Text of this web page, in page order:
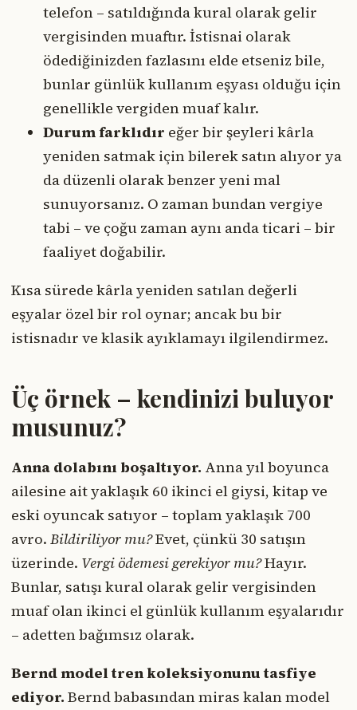
telefon – satıldığında kural olarak gelir
vergisinden muaftır. İstisnai olarak
ödediğinizden fazlasını elde etseniz bile,
bunlar günlük kullanım eşyası olduğu için
genellikle vergiden muaf kalır.
Durum farklıdır eğer bir şeyleri kârla
yeniden satmak için bilerek satın alıyor ya
da düzenli olarak benzer yeni mal
sunuyorsanız. O zaman bundan vergiye
tabi – ve çoğu zaman aynı anda ticari – bir
faaliyet doğabilir.
Kısa sürede kârla yeniden satılan değerli
eşyalar özel bir rol oynar; ancak bu bir
istisnadır ve klasik ayıklamayı ilgilendirmez.
Üç örnek – kendinizi buluyor
musunuz?
Anna dolabını boşaltıyor. Anna yıl boyunca
ailesine ait yaklaşık 60 ikinci el giysi, kitap ve
eski oyuncak satıyor – toplam yaklaşık 700
avro. Bildiriliyor mu?Evet, çünkü 30 satışın
üzerinde. Vergi ödemesi gerekiyor mu?Hayır.
Bunlar, satışı kural olarak gelir vergisinden
muaf olan ikinci el günlük kullanım eşyalarıdır
– adetten bağımsız olarak.
Bernd model tren koleksiyonunu tasfiye
ediyor. Bernd babasından miras kalan model